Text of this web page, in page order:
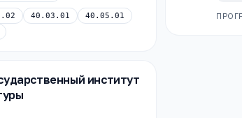
40.03.01
40.05.01
институт